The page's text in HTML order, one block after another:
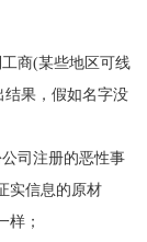
商(某些地区可线
结果，假如名字没
司注册的恶性事
实信息的原材
样；